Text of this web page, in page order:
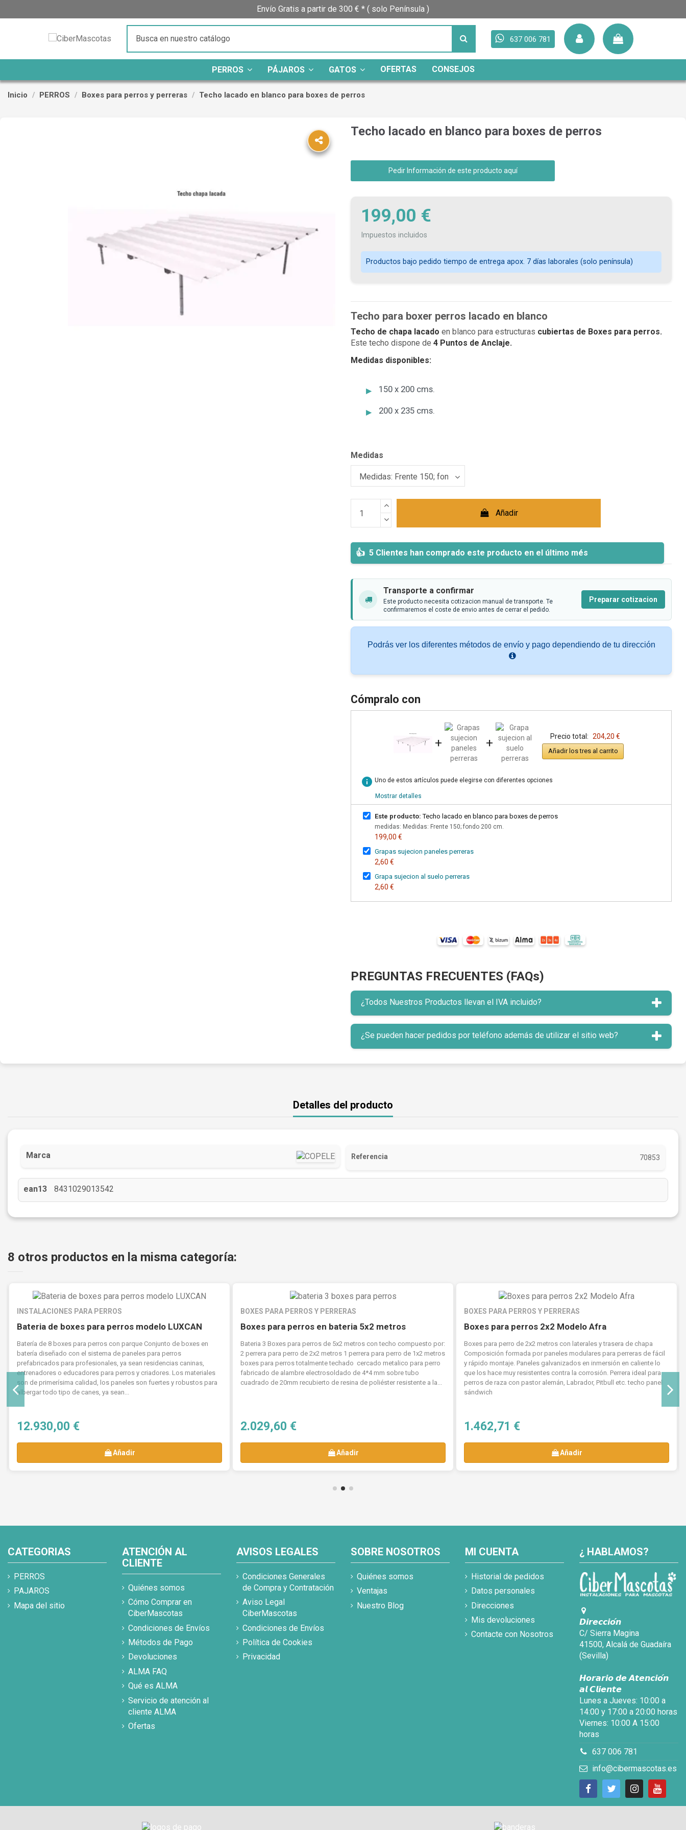
Envío Gratis a partir de 300 € * ( solo Península )
637 006 781
PERROS PÁJAROS GATOS OFERTAS CONSEJOS
Inicio PERROS Boxes para perros y perreras Techo lacado en blanco para boxes de perros
Techo lacado en blanco para boxes de perros
Pedir Información de este producto aquí
199,00 €
Impuestos incluidos
Productos bajo pedido tiempo de entrega apox. 7 días laborales (solo península)
Techo para boxer perros lacado en blanco
Techo de chapa lacado en blanco para estructuras cubiertas de Boxes para perros.
Este techo dispone de 4 Puntos de Anclaje.
Medidas disponibles:
150 x 200 cms.
200 x 235 cms.
Medidas
Añadir
5 Clientes han comprado este producto en el último més
Transporte a confirmar
Este producto necesita cotizacion manual de transporte. Te
confirmaremos el coste de envio antes de cerrar el pedido.
Preparar cotizacion
Podrás ver los diferentes métodos de envío y pago dependiendo de tu dirección
Cómpralo con
+ + Precio total: 204,20 €
Añadir los tres al carrito
info Uno de estos artículos puede elegirse con diferentes opciones
Mostrar detalles
Este producto: Techo lacado en blanco para boxes de perros
medidas: Medidas: Frente 150; fondo 200 cm.
199,00 €
Grapas sujecion paneles perreras
2,60 €
Grapa sujecion al suelo perreras
2,60 €
PREGUNTAS FRECUENTES (FAQs)
¿Todos Nuestros Productos llevan el IVA incluido?
¿Se pueden hacer pedidos por teléfono además de utilizar el sitio web?
Detalles del producto
Marca Referencia 70853
ean13 8431029013542
8 otros productos en la misma categoría:
INSTALACIONES PARA PERROS
Bateria de boxes para perros modelo LUXCAN
Batería de 8 boxes para perros con parque Conjunto de boxes en
batería diseñado con el sistema de paneles para perros
prefabricados para profesionales, ya sean residencias caninas,
entrenadores o educadores para perros y criadores. Los materiales
son de primerísima calidad, los paneles son fuertes y robustos para
albergar todo tipo de canes, ya sean...
12.930,00 €
Añadir
BOXES PARA PERROS Y PERRERAS
Boxes para perros en bateria 5x2 metros
Bateria 3 Boxes para perros de 5x2 metros con techo compuesto por:
2 perrera para perro de 2x2 metros 1 perrera para perro de 1x2 metros
boxes para perros totalmente techado cercado metalico para perro
fabricado de alambre electrosoldado de 4*4 mm sobre tubo
cuadrado de 20mm recubierto de resina de poliéster resistente a la...
2.029,60 €
Añadir
BOXES PARA PERROS Y PERRERAS
Boxes para perros 2x2 Modelo Afra
Boxes para perro de 2x2 metros con laterales y trasera de chapa
Composición formada por paneles modulares para perreras de fácil
y rápido montaje. Paneles galvanizados en inmersión en caliente lo
que los hace muy resistentes contra la corrosión. Perrera ideal para
perros de raza con pastor alemán, Labrador, Pitbull etc. techo panel
sándwich
1.462,71 €
Añadir
CATEGORIAS
PERROS
PAJAROS
Mapa del sitio
ATENCIÓN AL
CLIENTE
Quiénes somos
Cómo Comprar en
CiberMascotas
Condiciones de Envíos
Métodos de Pago
Devoluciones
ALMA FAQ
Qué es ALMA
Servicio de atención al
cliente ALMA
Ofertas
AVISOS LEGALES
Condiciones Generales
de Compra y Contratación
Aviso Legal
CiberMascotas
Condiciones de Envíos
Política de Cookies
Privacidad
SOBRE NOSOTROS
Quiénes somos
Ventajas
Nuestro Blog
MI CUENTA
Historial de pedidos
Datos personales
Direcciones
Mis devoluciones
Contacte con Nosotros
¿ HABLAMOS?
𝘿𝙞𝙧𝙚𝙘𝙘𝙞𝙤́𝙣
C/ Sierra Magina
41500, Alcalá de Guadaíra
(Sevilla)
𝙃𝙤𝙧𝙖𝙧𝙞𝙤 𝙙𝙚 𝘼𝙩𝙚𝙣𝙘𝙞𝙤́𝙣
𝙖𝙡 𝘾𝙡𝙞𝙚𝙣𝙩𝙚
Lunes a Jueves: 10:00 a
14:00 y 17:00 a 20:00 horas
Viernes: 10:00 A 15:00
horas
637 006 781
info@cibermascotas.es